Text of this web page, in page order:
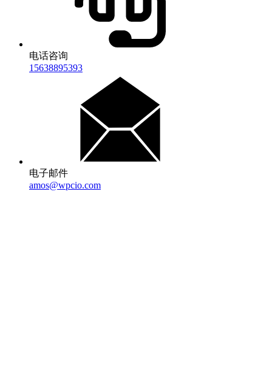
电话咨询
15638895393
电子邮件
amos@wpcio.com